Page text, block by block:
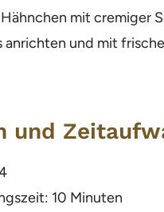
mit cremiger
anrichten und mit
und
10 Minuten